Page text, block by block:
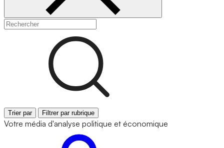
Trier par Filtrer par rubrique
Votre média d'analyse politique et économique